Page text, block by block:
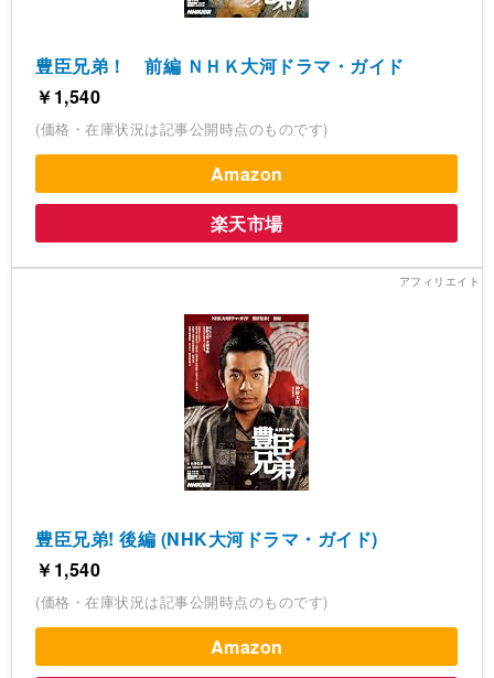
豊臣兄弟！ 前編 ＮＨＫ大河ドラマ・ガイド
￥1,540
(価格・在庫状況は記事公開時点のものです)
Amazon
楽天市場
豊臣兄弟! 後編 (NHK大河ドラマ・ガイド)
￥1,540
(価格・在庫状況は記事公開時点のものです)
Amazon